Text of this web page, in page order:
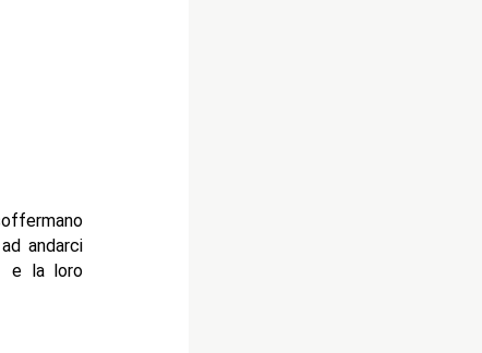
andarci
la loro